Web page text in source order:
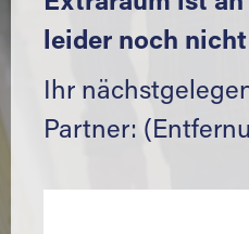
leider noch
Ihr
Partner: